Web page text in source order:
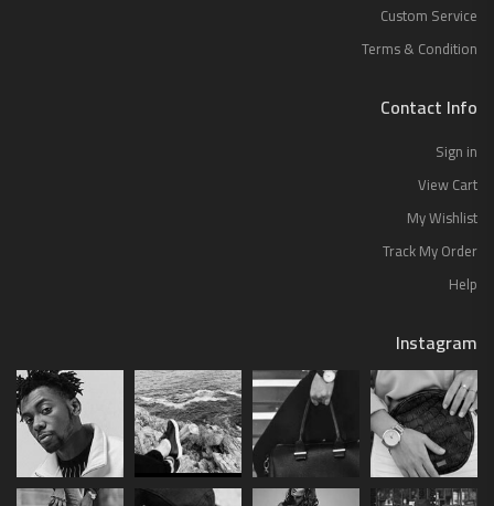
Custom Service
Terms & Condition
Contact Info
Sign in
View Cart
My Wishlist
Track My Order
Help
Instagram